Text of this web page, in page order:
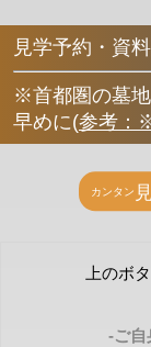
見学予約・資
※首都圏の墓
早めに(参考：
上のボ
-ご自